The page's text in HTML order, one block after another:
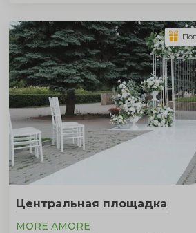
Центральная площадка
MORE AMORE